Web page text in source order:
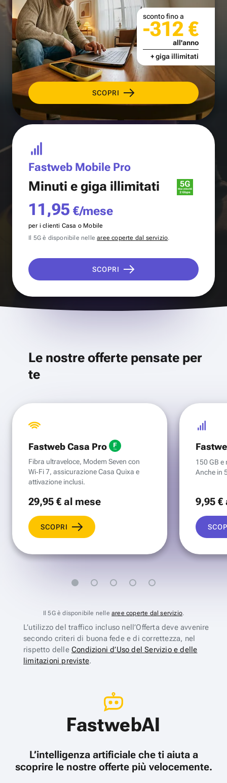
SCOPRI
sconto fino a
-312 €
all'anno
+ giga illimitati
Fastweb Mobile Pro
Minuti e giga illimitati
11,95 €/mese
per i clienti Casa o Mobile
Il 5G è disponibile nellearee coperte dal servizio.
SCOPRI
Le nostre offerte pensate per
te
Fastweb Casa Pro
Fibra ultraveloce, Modem Seven con
Wi‑Fi 7, assicurazione Casa Quixa e
attivazione inclusi.
29,95 €al mese
SCOPRI
150 GB e
Anche in
9,95 €
Il 5G è disponibile nelle aree coperte dal servizio.
L’utilizzo del traffico incluso nell’Offerta deve avvenire
secondo criteri di buona fede e di correttezza, nel
rispetto delle Condizioni d’Uso del Servizio e delle
limitazioni previste.
FastwebAI
L’intelligenza artificiale che ti aiuta a
scoprire le nostre offerte più velocemente.